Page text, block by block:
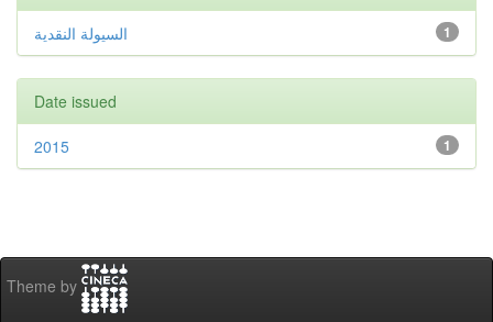
1 السيولة النقدية
Date issued
1
2015
Theme by